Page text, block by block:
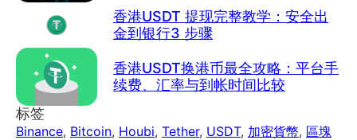
香港USDT 提现完整教学：安全出
金到银行3 步骤
香港USDT换港币最全攻略：平台手
续费、汇率与到帐时间比较
标签
Binance, Bitcoin, Houbi, Tether, USDT, 加密貨幣, 區塊